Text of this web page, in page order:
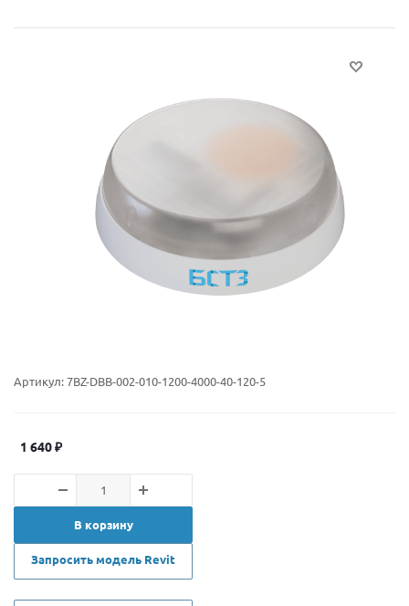
Артикул:7BZ-DBB-002-010-1200-4000-40-120-5
1 640₽
В корзину
Запросить модель Revit